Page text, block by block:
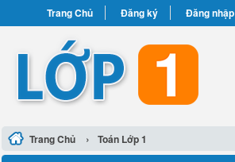
Trang Chủ Đăng ký Đăng nhập
Trang Chủ › Toán Lớp 1